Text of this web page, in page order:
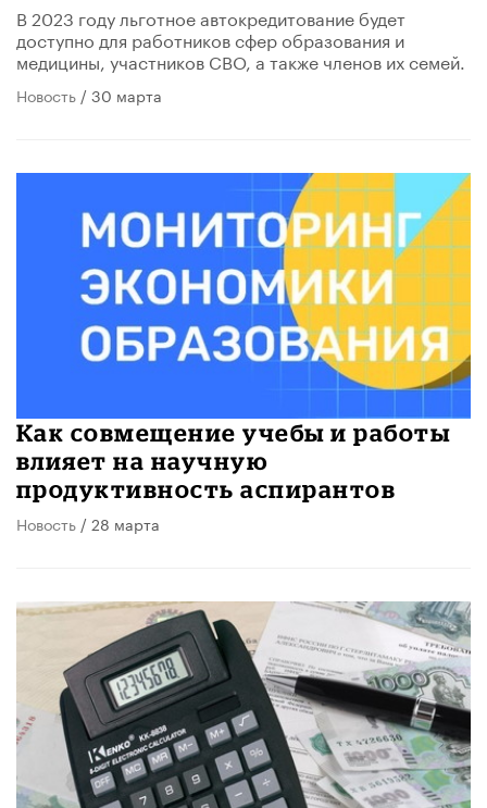
В 2023 году льготное автокредитование будет
доступно для работников сфер образования и
медицины, участников СВО, а также членов их семей.
Новость / 30 марта
Как совмещение учебы и работы
влияет на научную
продуктивность аспирантов
Новость / 28 марта